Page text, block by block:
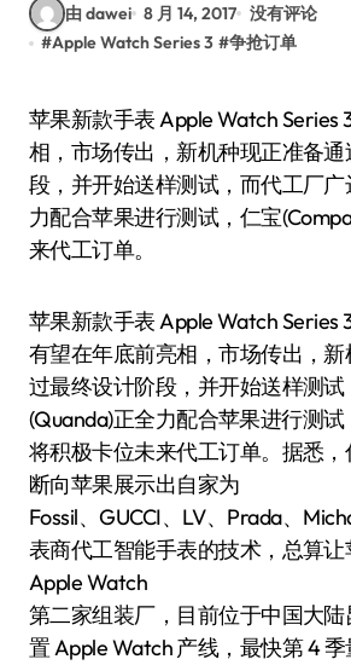
由 dawei 8 月 14, 2017 没有评论
#Apple Watch Series 3 #争抢订单
苹果新款手表 Apple Watch Series 3 有望在年底前亮
相，市场传出，新机种现正准备
段，并开始送样测试，而代工厂广
力配合苹果进行测试，仁宝
来代工订单。
苹果新款手表 Apple Watch Series
有望在年底前亮相，市场传出，
过最终设计阶段，并开始送样测
(Quanda)正全力配合苹果进行测试
将积极卡位未来代工订单。据悉
断向苹果展示出自家为
Fossil、GUCCI、LV、Prada、
表商代工智能手表的技术，总算
Apple Watch
第二家组装厂，目前位于中国大
置 Apple Watch 产线，最快第 4 季